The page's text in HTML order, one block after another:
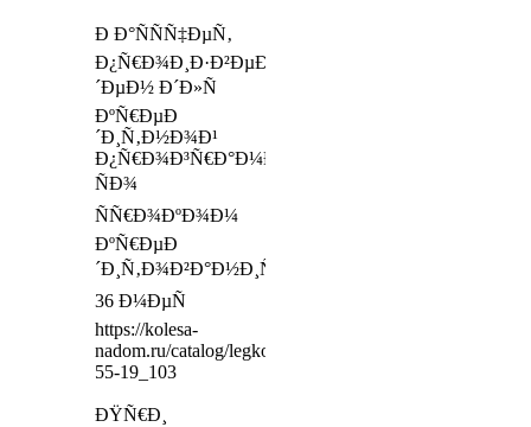
Ð Ð°ÑÑÑ‡ÐµÑ‚
Ð¿Ñ€Ð¾Ð¸Ð·Ð²ÐµÐ
´ÐµÐ½ Ð´Ð»Ñ
ÐºÑ€ÐµÐ
´Ð¸Ñ‚Ð½Ð¾Ð¹
Ð¿Ñ€Ð¾Ð³Ñ€Ð°Ð¼Ð¼Ñ‹
ÑÐ¾
ÑÑ€Ð¾ÐºÐ¾Ð¼
ÐºÑ€ÐµÐ
´Ð¸Ñ‚Ð¾Ð²Ð°Ð½Ð¸Ñ
36 Ð¼ÐµÑ
https://kolesa-
nadom.ru/catalog/legkovie_shiny/model/333806/
55-19_103
ÐŸÑ€Ð¸